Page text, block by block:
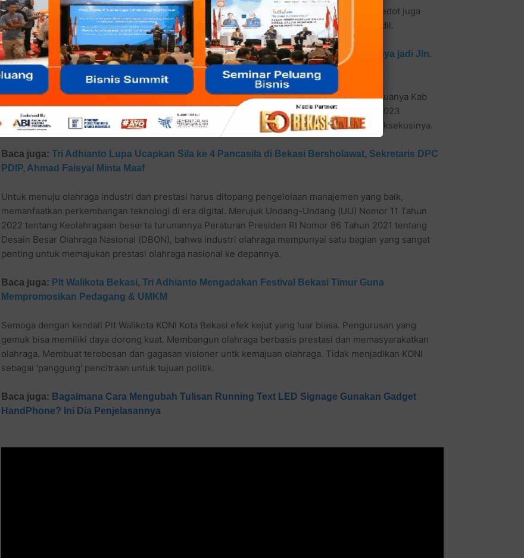
Meski kenyataanya KONI hingga hari ini tetap menyusu APBD. Jumlah uang rakyat yang disedot juga
cukup besar kisaran 20 hingga 30 milyar per tahun tergantung ada momen Porda/Porprov dll.
Baca juga: Plt Walikota Bekasi Tri Adhianto Resmikan Jalan Baru Underpass Durenjaya jadi Jln.
Nonon Sonthanie KodePos 17111
Prestasi olahraga Kota Bekasi cukup menggembirakan meski masih kalah dengan saudara tuanya Kab
Bekasi. Kali ini Ketua KONI langsung dijabat Kepala Daerah, meski berakhir 20 September 2023
mendatang. Setidaknya mulai saat ini dari pengusulan anggaran tidak berbelit begitu juga eksekusinya.
Baca juga: Tri Adhianto Lupa Ucapkan Sila ke 4 Pancasila di Bekasi Bersholawat, Sekretaris DPC
PDIP, Ahmad Faisyal Minta Maaf
Untuk menuju olahraga industri dan prestasi harus ditopang pengelolaan manajemen yang baik,
memanfaatkan perkembangan teknologi di era digital. Merujuk Undang-Undang (UU) Nomor 11 Tahun
2022 tentang Keolahragaan beserta turunannya Peraturan Presiden RI Nomor 86 Tahun 2021 tentang
Desain Besar Olahraga Nasional (DBON), bahwa industri olahraga mempunyai satu bagian yang sangat
penting untuk memajukan prestasi olahraga nasional ke depannya.
Baca juga: Plt Walikota Bekasi, Tri Adhianto Mengadakan Festival Bekasi Timur Guna
Mempromosikan Pedagang & UMKM
Semoga dengan kendali Plt Walikota KONI Kota Bekasi efek kejut yang luar biasa. Pengurusan yang
gemuk bisa memiliki daya dorong kuat. Membangun olahraga berbasis prestasi dan memasyarakatkan
olahraga. Membuat terobosan dan gagasan visioner untk kemajuan olahraga. Tidak menjadikan KONI
sebagai 'panggung' pencitraan untuk tujuan politik.
Baca juga: Bagaimana Cara Mengubah Tulisan Running Text LED Signage Gunakan Gadget
HandPhone? Ini Dia Penjelasannya